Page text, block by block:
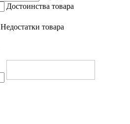
Достоинства товара
Недостатки товара